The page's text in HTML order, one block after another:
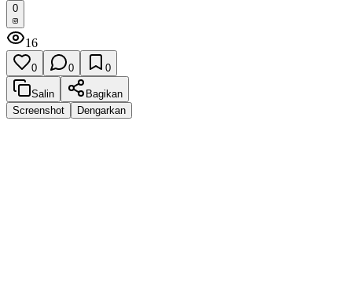
0
16
0 0 0
Salin
Bagikan
Screenshot
Dengarkan